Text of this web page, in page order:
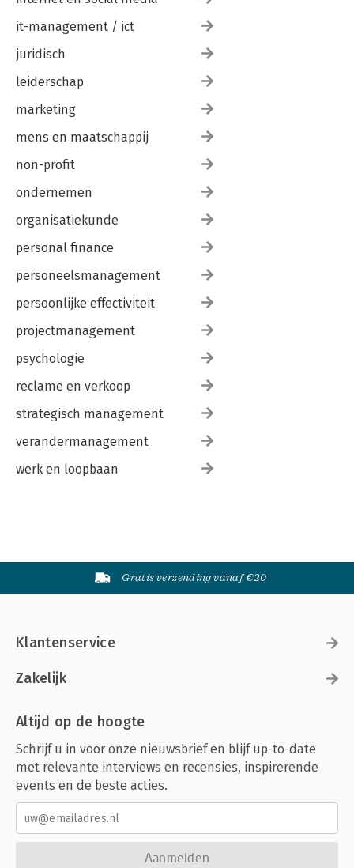
it-management / ict
juridisch
leiderschap
marketing
mens en maatschappij
non-profit
ondernemen
organisatiekunde
personal finance
personeelsmanagement
persoonlijke effectiviteit
projectmanagement
psychologie
reclame en verkoop
strategisch management
verandermanagement
werk en loopbaan
Gratis verzending vanaf €20
Klantenservice
Zakelijk
Altijd op de hoogte
Schrijf u in voor onze nieuwsbrief en blijf up-to-date
met relevante interviews en recensies, inspirerende
events en de beste acties.
Aanmelden